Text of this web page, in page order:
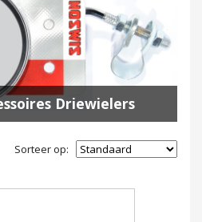
Driewielers
Sorteer op: